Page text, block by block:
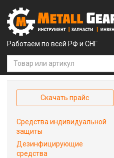
Работаем по всей РФ и СНГ
Скачать прайс
Средства индивидуальной
защиты
Дезинфицирующие
средства